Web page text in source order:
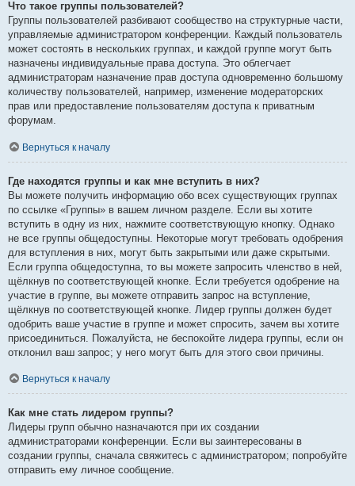
Что такое группы пользователей?
Группы пользователей разбивают сообщество на структурные части,
управляемые администратором конференции. Каждый пользователь
может состоять в нескольких группах, и каждой группе могут быть
назначены индивидуальные права доступа. Это облегчает
администраторам назначение прав доступа одновременно большому
количеству пользователей, например, изменение модераторских
прав или предоставление пользователям доступа к приватным
форумам.
Вернуться к началу
Где находятся группы и как мне вступить в них?
Вы можете получить информацию обо всех существующих группах
по ссылке «Группы» в вашем личном разделе. Если вы хотите
вступить в одну из них, нажмите соответствующую кнопку. Однако
не все группы общедоступны. Некоторые могут требовать одобрения
для вступления в них, могут быть закрытыми или даже скрытыми.
Если группа общедоступна, то вы можете запросить членство в ней,
щёлкнув по соответствующей кнопке. Если требуется одобрение на
участие в группе, вы можете отправить запрос на вступление,
щёлкнув по соответствующей кнопке. Лидер группы должен будет
одобрить ваше участие в группе и может спросить, зачем вы хотите
присоединиться. Пожалуйста, не беспокойте лидера группы, если он
отклонил ваш запрос; у него могут быть для этого свои причины.
Вернуться к началу
Как мне стать лидером группы?
Лидеры групп обычно назначаются при их создании
администраторами конференции. Если вы заинтересованы в
создании группы, сначала свяжитесь с администратором; попробуйте
отправить ему личное сообщение.